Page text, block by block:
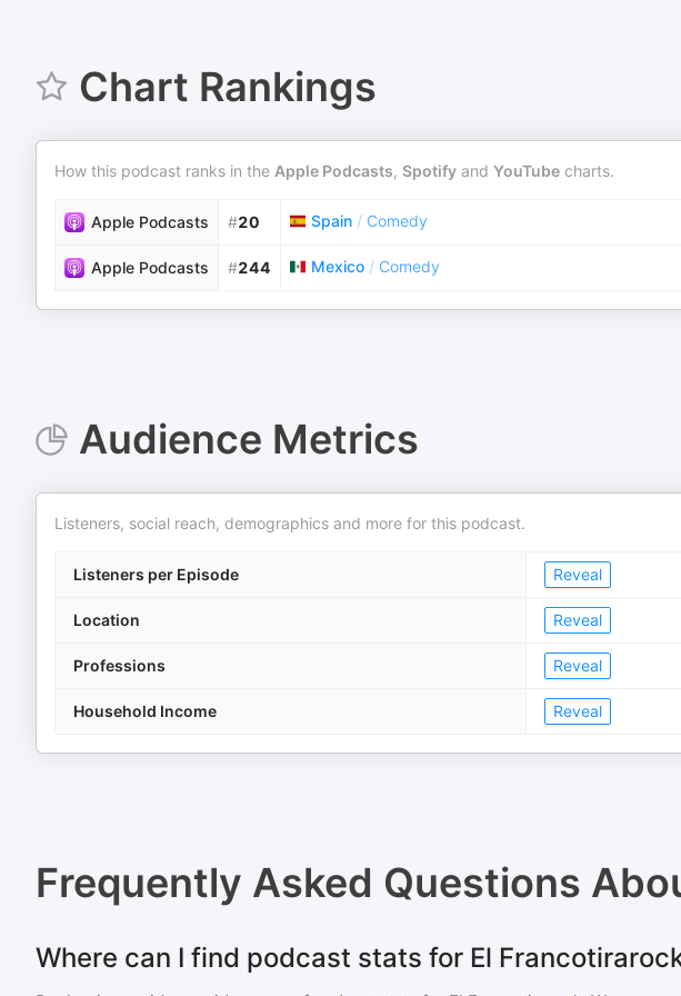
Chart Rankings
How this podcast ranks in the Apple Podcasts, Spotify and YouTube charts.
Apple Podcasts #20 Spain / Comedy
Apple Podcasts #244 Mexico / Comedy
Audience Metrics
Listeners, social reach, demographics and more for this podcast.
Listeners per Episode Reveal
Location Reveal
Professions Reveal
Household Income Reveal
Frequently Asked Questions
Where can I find podcast stats for El